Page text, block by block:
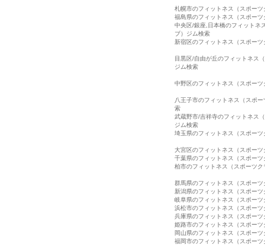
札幌市のフィットネス（スポー
福島県のフィットネス（スポー
中央区/銀座,日本橋のフィットネ
ブ）ジム検索
新宿区のフィットネス（スポー
目黒区/自由が丘のフィットネス
ジム検索
中野区のフィットネス（スポー
八王子市のフィットネス（スポ
索
武蔵野市/吉祥寺のフィットネス
ジム検索
埼玉県のフィットネス（スポー
大宮区のフィットネス（スポー
千葉県のフィットネス（スポー
柏市のフィットネス（スポーツク
群馬県のフィットネス（スポー
新潟県のフィットネス（スポー
岐阜県のフィットネス（スポー
浜松市のフィットネス（スポー
兵庫県のフィットネス（スポー
姫路市のフィットネス（スポー
岡山県のフィットネス（スポー
福岡市のフィットネス（スポー